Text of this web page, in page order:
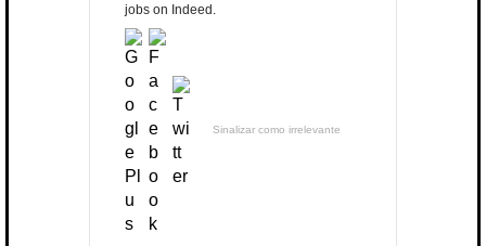
jobs on Indeed.
Sinalizar como irrelevante